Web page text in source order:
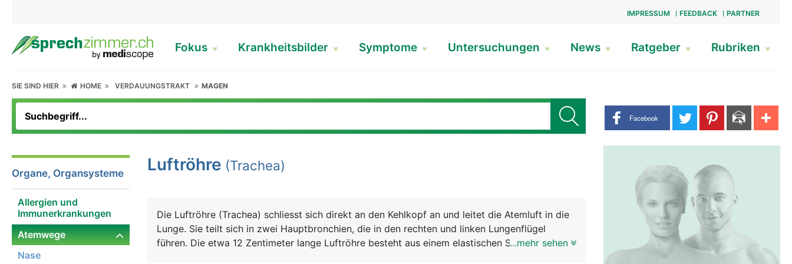
IMPRESSUM FEEDBACK PARTNER
Fokus Krankheitsbilder Symptome Untersuchungen News Ratgeber Rubriken
SIE SIND HIER HOME VERDAUUNGSTRAKT MAGEN
Share buttons
Facebook
Organe, Organsysteme
Allergien und
Immunerkrankungen
Atemwege
Nase
Luftröhre (Trachea)
Die Luftröhre (Trachea) schliesst sich direkt an den Kehlkopf an und leitet die Atemluft in die
Lunge. Sie teilt sich in zwei Hauptbronchien, die in den rechten und linken Lungenflügel
führen. Die etwa 12 Zentimeter lange Luftröhre besteht aus einem elastischen Schlauch, für
...mehr sehen